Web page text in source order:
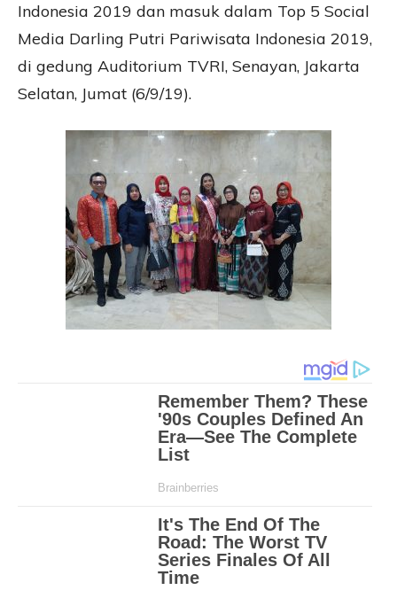
Indonesia 2019 dan masuk dalam Top 5 Social
Media Darling Putri Pariwisata Indonesia 2019,
di gedung Auditorium TVRI, Senayan, Jakarta
Selatan, Jumat (6/9/19).